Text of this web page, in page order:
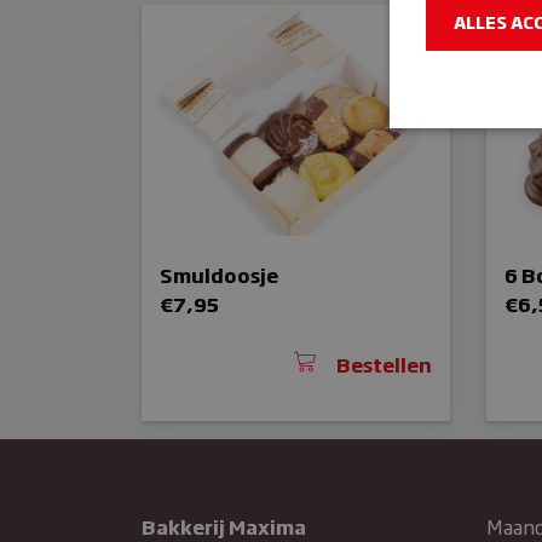
Smuldoosje
€7,95
Bestellen
6
€
Bakkerij Maxima
ALLES
Strikt
en